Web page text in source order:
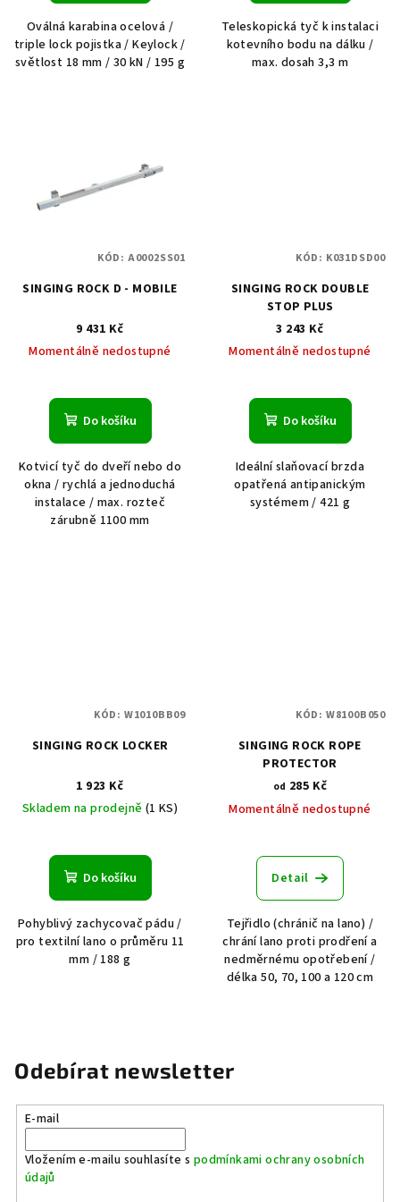
Oválná karabina ocelová /
triple lock pojistka / Keylock /
světlost 18 mm / 30 kN / 195 g
Teleskopická tyč k instalaci
kotevního bodu na dálku /
max. dosah 3,3 m
SINGING ROCK D - MOBILE
9 431 Kč
Momentálně nedostupné
Do košíku
Kotvicí tyč do dveří nebo do
okna / rychlá a jednoduchá
instalace / max. rozteč
zárubně 1100 mm
KÓD: A0002SS01
SINGING ROCK DOUBLE
STOP PLUS
3 243 Kč
Momentálně nedostupné
Do košíku
Ideální slaňovací brzda
opatřená antipanickým
systémem / 421 g
KÓD: K031DSD00
SINGING ROCK LOCKER
1 923 Kč
Skladem na prodejně (1 KS)
Do košíku
Pohyblivý zachycovač pádu /
pro textilní lano o průměru 11
mm / 188 g
KÓD: W1010BB09
SINGING ROCK ROPE
PROTECTOR
od 285 Kč
Momentálně nedostupné
Detail
Tejřidlo (chránič na lano) /
chrání lano proti prodření a
nedměrnému opotřebení /
délka 50, 70, 100 a 120 cm
KÓD: W8100B050
Odebírat newsletter
E-mail
Vložením e-mailu souhlasíte s podmínkami ochrany osobních
údajů